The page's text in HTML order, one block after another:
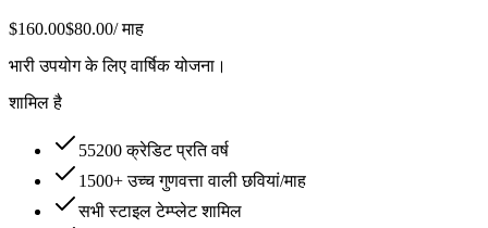
$160.00$80.00/ माह
भारी उपयोग के लिए वार्षिक योजना।
शामिल है
55200 क्रेडिट प्रति वर्ष
1500+ उच्च गुणवत्ता वाली छवियां/माह
सभी स्टाइल टेम्प्लेट शामिल